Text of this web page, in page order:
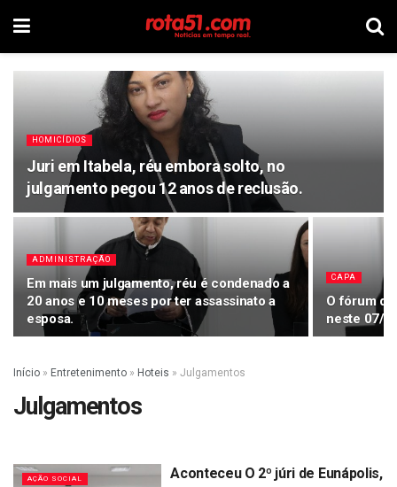
HOMICÍDIOS
Juri em Itabela, réu embora solto, no
julgamento pegou 12 anos de reclusão.
ADMINISTRAÇÃO
Em mais um julgamento, réu é condenado a
20 anos e 10 meses por ter assassinato a
esposa.
CAPA
O fórum
neste 07/
Início » Entretenimento » Hoteis » Julgamentos
Julgamentos
AÇÃO SOCIAL
Aconteceu O 2º júri de Eunápolis,